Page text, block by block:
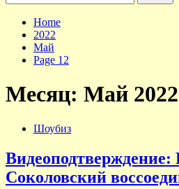
Home
2022
Май
Page 12
Месяц: Май 2022
Шоубиз
Видеоподтверждение:
Соколовский